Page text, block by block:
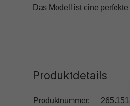
Das Modell ist eine
Produktdetails
Produktnummer: